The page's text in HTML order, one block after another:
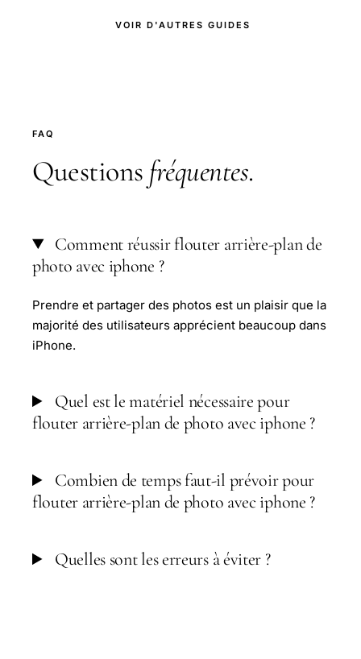
VOIR D'AUTRES GUIDES
FAQ
Questions fréquentes.
Comment réussir flouter arrière-plan de
photo avec iphone ?
Prendre et partager des photos est un plaisir que la
majorité des utilisateurs apprécient beaucoup dans
iPhone.
Quel est le matériel nécessaire pour
flouter arrière-plan de photo avec iphone ?
Combien de temps faut-il prévoir pour
flouter arrière-plan de photo avec iphone ?
Quelles sont les erreurs à éviter ?